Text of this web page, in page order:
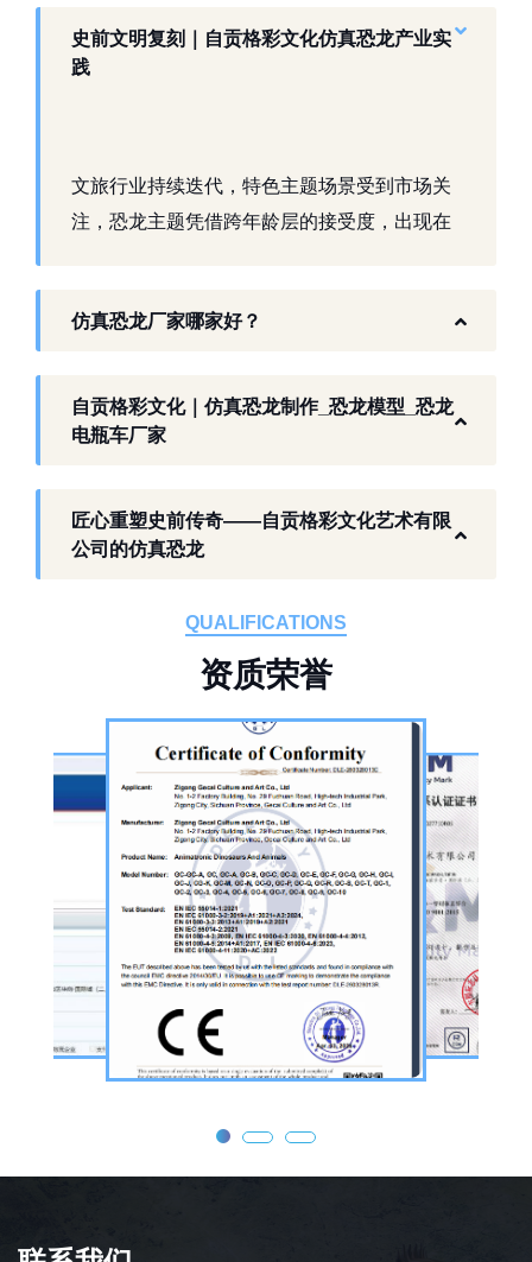
史前文明复刻｜自贡格彩文化仿真恐龙产业实
践
文旅行业持续迭代，特色主题场景受到市场关
注，恐龙主题凭借跨年龄层的接受度，出现在
生态。自贡格彩文化艺术有限公司扎根本地产
以工厂生产能力，为各地客户提供史前主题相
关产品与服务。
工厂生产基础 构建恐龙产业全链服务
作为开展史前仿真模型生产的恐龙制作工厂，
板仓工业园，拥有标准化生产车间、配套生产
品的恐龙制作公司。公司采用按需定制模式，
从前期方案设计、场景规划，到中期原料选
择、工序制作，再到后期运输配送、上门安装
调试，形成全流程服务，可用于主题乐园、文
旅景区、科普展馆、商业广场、大型展会、节
庆活动等场景。
公司核心业务为仿真恐龙制作，产品线涵盖静
态展示、动态互动、游乐体验三类。其中，机
器恐龙结合机械传动、智能控制技术，可实现
眨眼、张嘴吼叫、摆尾、行走、呼吸起伏等动
态效果，皮肤采用环保硅胶材质，还原史前恐
大型雕塑，覆盖霸王龙、三角龙、剑龙、长颈
龙、翼龙等常见品类，同时支持恐龙化石骨架
场景摆放。
仿真恐龙厂家哪家好？
自贡格彩文化｜仿真恐龙制作_恐龙模型_恐龙
电瓶车厂家
匠心重塑史前传奇——自贡格彩文化艺术有限
公司的仿真恐龙
QUALIFICATIONS
资质荣誉